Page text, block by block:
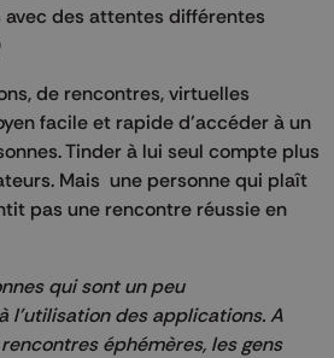
avec des attentes différentes
de rencontres, virtuelles
facile et rapide d’accéder à un
Tinder à lui seul compte plus
Mais une personne qui plaît
pas une rencontre réussie en
qui sont un peu
l'utilisation des applications. A
éphémères, les gens